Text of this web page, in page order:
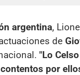
argentina,
de
"Lo
por